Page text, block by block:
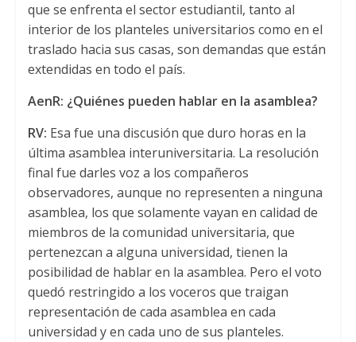
que se enfrenta el sector estudiantil, tanto al
interior de los planteles universitarios como en el
traslado hacia sus casas, son demandas que están
extendidas en todo el país.
AenR: ¿Quiénes pueden hablar en la asamblea?
RV: Esa fue una discusión que duro horas en la
última asamblea interuniversitaria. La resolución
final fue darles voz a los compañeros
observadores, aunque no representen a ninguna
asamblea, los que solamente vayan en calidad de
miembros de la comunidad universitaria, que
pertenezcan a alguna universidad, tienen la
posibilidad de hablar en la asamblea. Pero el voto
quedó restringido a los voceros que traigan
representación de cada asamblea en cada
universidad y en cada uno de sus planteles.